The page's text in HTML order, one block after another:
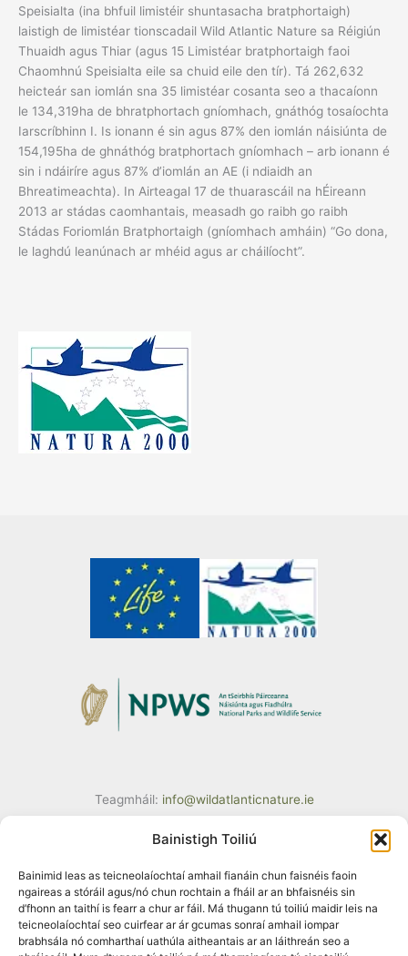
Bainistigh Toiliú
Bainimid leas as teicneolaíochtaí amhail fianáin chun faisnéis faoin
ngaireas a stóráil agus/nó chun rochtain a fháil ar an bhfaisnéis sin
d’fhonn an taithí is fearr a chur ar fáil. Má thugann tú toiliú maidir leis na
teicneolaíochtaí seo cuirfear ar ár gcumas sonraí amhail iompar
brabhsála nó comharthaí uathúla aitheantais ar an láithreán seo a
Speisialta (ina bhfuil limistéir shuntasacha bratphortaigh)
laistigh de limistéar tionscadail Wild Atlantic Nature sa Réigiún
Thuaidh agus Thiar (agus 15 Limistéar bratphortaigh faoi
Chaomhnú Speisialta eile sa chuid eile den tír). Tá 262,632
heicteár san iomlán sna 35 limistéar cosanta seo a thacaíonn
le 134,319ha de bhratphortach gníomhach, gnáthóg tosaíochta
Iarscríbhinn I. Is ionann é sin agus 87% den iomlán náisiúnta de
154,195ha de ghnáthóg bratphortach gníomhach – arb ionann é
sin i ndáiríre agus 87% d’iomlán an AE (i ndiaidh an
Bhreatimeachta). In Airteagal 17 de thuarascáil na hÉireann
2013 ar stádas caomhantais, measadh go raibh go raibh
Stádas Foriomlán Bratphortaigh (gníomhach amháin) “Go dona,
le laghdú leanúnach ar mhéid agus ar cháilíocht”.
Teagmháil: info@wildatlanticnature.ie
Tá maoiniú faighte ag an tionscadal seo ó chlár LIFE an Aontais
Eorpaigh faoi Chomhaontú Deontais Uimh. LIFE18 IPE/IE/000002. Ní